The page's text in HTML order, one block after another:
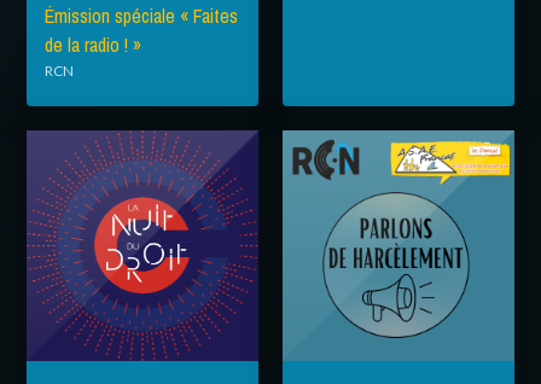
Émission spéciale « Faites
de la radio ! »
RCN